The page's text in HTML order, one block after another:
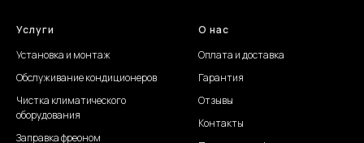
Услуги
Установка и монтаж
Обслуживаниекондиционеров
Чистка климатического
оборудования
Заправка фреоном
О нас
Оплата и доставка
Гарантия
Отзывы
Контакты